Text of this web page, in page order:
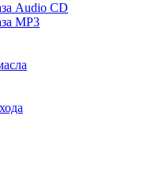
Audio CD
MP3